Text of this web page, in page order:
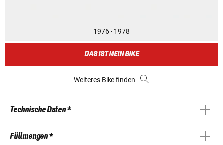
1976 - 1978
DAS IST MEIN BIKE
Weiteres Bike finden
Technische Daten *
Füllmengen *